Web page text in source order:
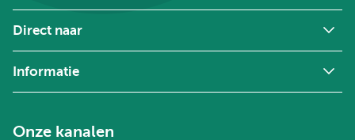
Direct naar
Informatie
Onze kanalen